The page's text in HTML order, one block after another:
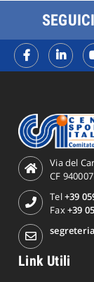
Via del
CF
Tel+39
Fax+39
Link Utili